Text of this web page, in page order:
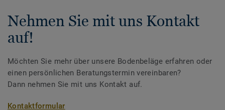
Nehmen Sie mit uns Kontakt
auf!
Möchten Sie mehr über unsere Bodenbeläge erfahren oder
einen persönlichen Beratungstermin vereinbaren?
Dann nehmen Sie mit uns Kontakt auf.
Kontaktformular